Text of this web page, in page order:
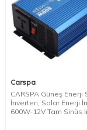
Carspa
CARSPA Güneş Enerji
İnverteri, Solar Enerji
600W-12V Tam Sinüs